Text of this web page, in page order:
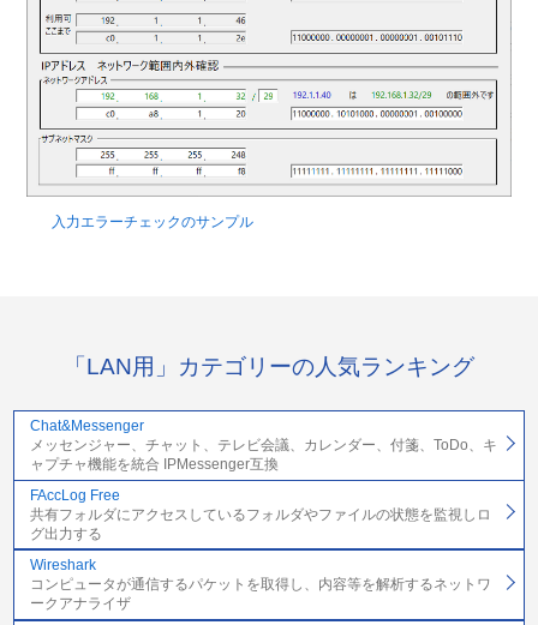
入力エラーチェックのサンプル
「LAN用」カテゴリーの人気ランキング
Chat&Messenger
メッセンジャー、チャット、テレビ会議、カレンダー、付箋、ToDo、キ
ャプチャ機能を統合 IPMessenger互換
FAccLog Free
共有フォルダにアクセスしているフォルダやファイルの状態を監視しロ
グ出力する
Wireshark
コンピュータが通信するパケットを取得し、内容等を解析するネットワ
ークアナライザ